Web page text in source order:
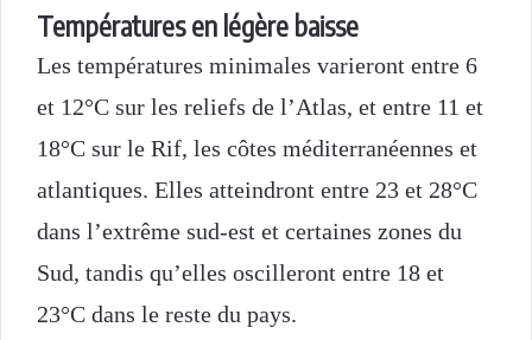
Températures en légère baisse
Les températures minimales varieront entre 6
et 12°C sur les reliefs de l’Atlas, et entre 11 et
18°C sur le Rif, les côtes méditerranéennes et
atlantiques. Elles atteindront entre 23 et 28°C
dans l’extrême sud-est et certaines zones du
Sud, tandis qu’elles oscilleront entre 18 et
23°C dans le reste du pays.